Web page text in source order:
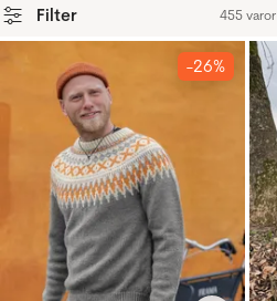
Filter 455 varor
-26%